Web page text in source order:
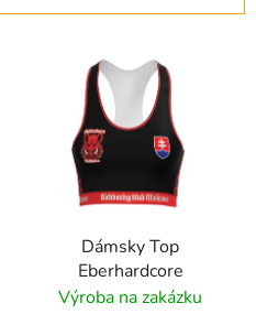
Dámsky Top
Eberhardcore
Výroba na zakázku